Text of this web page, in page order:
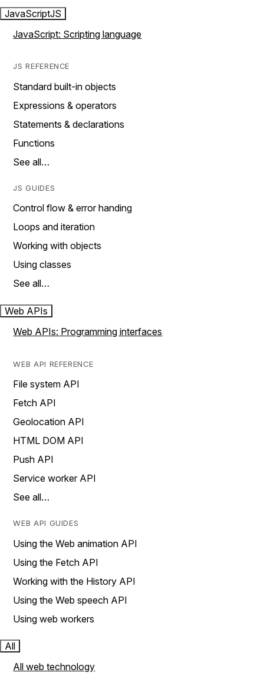
JavaScriptJS
JavaScript: Scripting language
JS REFERENCE
Standard built-in objects
Expressions & operators
Statements & declarations
Functions
See all…
JS GUIDES
Control flow & error handing
Loops and iteration
Working with objects
Using classes
See all…
Web APIs
Web APIs: Programming interfaces
WEB API REFERENCE
File system API
Fetch API
Geolocation API
HTML DOM API
Push API
Service worker API
See all…
WEB API GUIDES
Using the Web animation API
Using the Fetch API
Working with the History API
Using the Web speech API
Using web workers
All
All web technology